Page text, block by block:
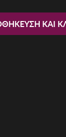
ΤσάνταΚΑΙ